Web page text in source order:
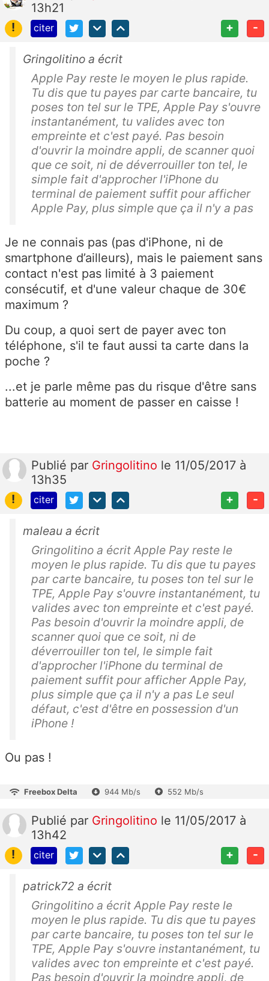
13h21
!
citer + -
Gringolitino a écrit
Apple Pay reste le moyen le plus rapide.
Tu dis que tu payes par carte bancaire, tu
poses ton tel sur le TPE, Apple Pay s'ouvre
instantanément, tu valides avec ton
empreinte et c'est payé. Pas besoin
d'ouvrir la moindre appli, de scanner quoi
que ce soit, ni de déverrouiller ton tel, le
simple fait d'approcher l'iPhone du
terminal de paiement suffit pour afficher
Apple Pay, plus simple que ça il n'y a pas
Je ne connais pas (pas d'iPhone, ni de
smartphone d’ailleurs), mais le paiement sans
contact n'est pas limité à 3 paiement
consécutif, et d'une valeur chaque de 30€
maximum ?
Du coup, a quoi sert de payer avec ton
téléphone, s'il te faut aussi ta carte dans la
poche ?
...et je parle même pas du risque d'être sans
batterie au moment de passer en caisse !
Publié par Gringolitino le 11/05/2017 à
13h35
!
citer + -
maleau a écrit
Gringolitino a écrit Apple Pay reste le
moyen le plus rapide. Tu dis que tu payes
par carte bancaire, tu poses ton tel sur le
TPE, Apple Pay s'ouvre instantanément, tu
valides avec ton empreinte et c'est payé.
Pas besoin d'ouvrir la moindre appli, de
scanner quoi que ce soit, ni de
déverrouiller ton tel, le simple fait
d'approcher l'iPhone du terminal de
paiement suffit pour afficher Apple Pay,
plus simple que ça il n'y a pas Le seul
défaut, c'est d'être en possession d'un
iPhone !
Ou pas !
Freebox Delta 944 Mb/s 552 Mb/s
Publié par Gringolitino le 11/05/2017 à
13h42
!
citer + -
patrick72 a écrit
Gringolitino a écrit Apple Pay reste le
moyen le plus rapide. Tu dis que tu payes
par carte bancaire, tu poses ton tel sur le
TPE, Apple Pay s'ouvre instantanément, tu
valides avec ton empreinte et c'est payé.
Pas besoin d'ouvrir la moindre appli, de